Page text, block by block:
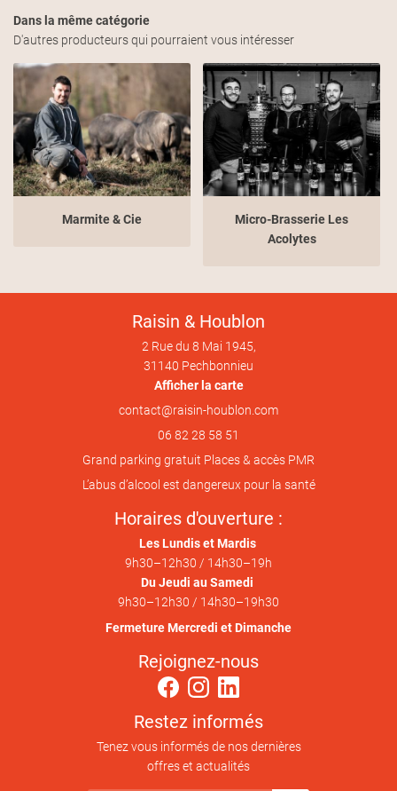
ACTUALITÉS
CONTACT
Rejoignez-
Dans la même catégorie
D'autres producteurs qui pourraient vous intéresser
Marmite & Cie
Micro-Brasserie Les
Acolytes
Raisin & Houblon
2 Rue du 8 Mai 1945,
31140 Pechbonnieu
Afficher la carte
06 82 28 58 51
Grand parking gratuit Places & accès PMR
L’abus d’alcool est dangereux pour la santé
Horaires d'ouverture :
Les Lundis et Mardis
9h30–12h30 / 14h30–19h
Du Jeudi au Samedi
9h30–12h30 / 14h30–19h30
Fermeture Mercredi et Dimanche
Rejoignez-nous
Restez informés
Tenez vous informés de nos dernières
offres et actualités